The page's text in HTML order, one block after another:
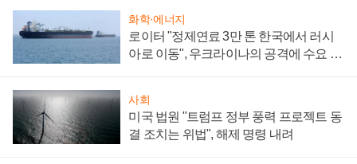
화학·에너지
로이터 "정제연료 3만 톤 한국에서 러시
아로 이동", 우크라이나의 공격에 수요 늘
사회
미국 법원 "트럼프 정부 풍력 프로젝트 동
결 조치는 위법", 해제 명령 내려